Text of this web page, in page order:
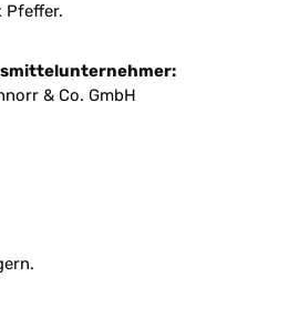
Pfeffer.
& Co. GmbH